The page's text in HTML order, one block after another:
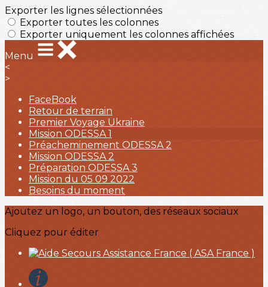
Exporter les lignes sélectionnées
Exporter toutes les colonnes
Exporter uniquement les colonnes affichées
Menu
<
>
FaceBook
Retour de terrain
Premier Voyage Ukraine
Mission ODESSA 1
Préacheminement ODESSA 2
Mission ODESSA 2
Préparation ODESSA 3
Mission du 05 09 2022
Besoins du moment
Ajoutez un logo, un bouton, des réseaux sociaux
Cliquez pour éditer